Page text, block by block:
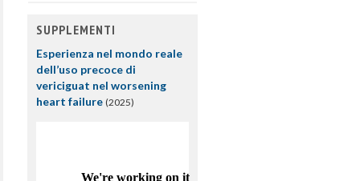
SUPPLEMENTI
Esperienza nel mondo reale
dell’uso precoce di
vericiguat nel worsening
heart failure (2025)